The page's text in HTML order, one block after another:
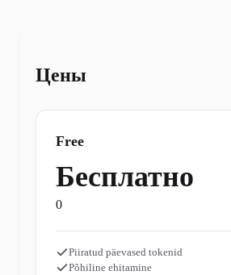
Цены
Free
Бесплатно
0
Piiratud päevased tokenid
Põhiline ehitamine